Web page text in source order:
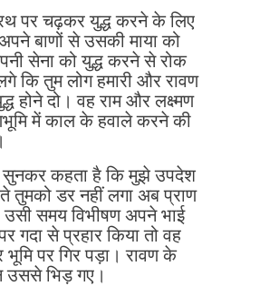
पर चढ़कर युद्ध करने के लिए
बाणों से उसकी माया को
सेना को युद्ध करने से रोक
कि तुम लोग हमारी और रावण
होने दो। वह राम और लक्ष्मण
में काल के हवाले करने की
सुनकर कहता है कि मुझे उपदेश
तुमको डर नहीं लगा‌ अब प्राण
उसी समय विभीषण अपने भाई
गदा से प्रहार किया तो वह
पर गिर पड़ा। रावण के
उससे भिड़ गए।